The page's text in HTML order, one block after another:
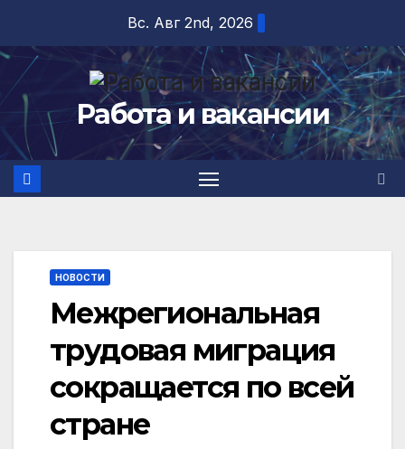
содержимому
Вс. Авг 2nd, 2026
Работа и вакансии
НОВОСТИ
Межрегиональная
трудовая миграция
сокращается по всей
стране